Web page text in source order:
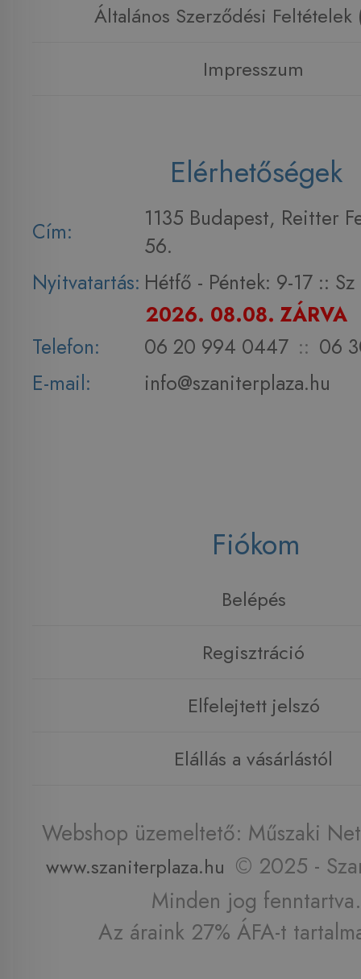
Általános Szerződési Feltételek
Impresszum
Elérhetőségek
Cím:
1135 Budapest, Reitter
56.
Nyitvatartás: Hétfő - Péntek: 9-17 :: Sz
2026. 08.08. ZÁRVA
Telefon:
06 20 994 0447 :: 06
E-mail:
info@szaniterplaza.hu
Fiókom
Belépés
Regisztráció
Elfelejtett jelszó
Elállás a vásárlástól
Webshop üzemeltető: Műszaki
www.szaniterplaza.hu © 2025 -
Minden jog fenntartva.
Az áraink 27% ÁFA-t